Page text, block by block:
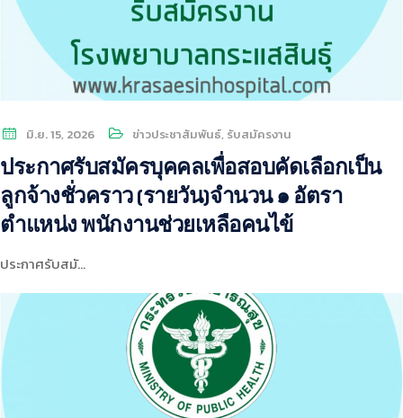
มิ.ย. 15, 2026 ข่าวประชาสัมพันธ์, รับสมัครงาน
ประกาศรับสมัครบุคคลเพื่อสอบคัดเลือกเป็น
ลูกจ้างชั่วคราว (รายวัน)จำนวน ๑ อัตรา
ตำแหน่ง พนักงานช่วยเหลือคนไข้
ประกาศรับสมั…